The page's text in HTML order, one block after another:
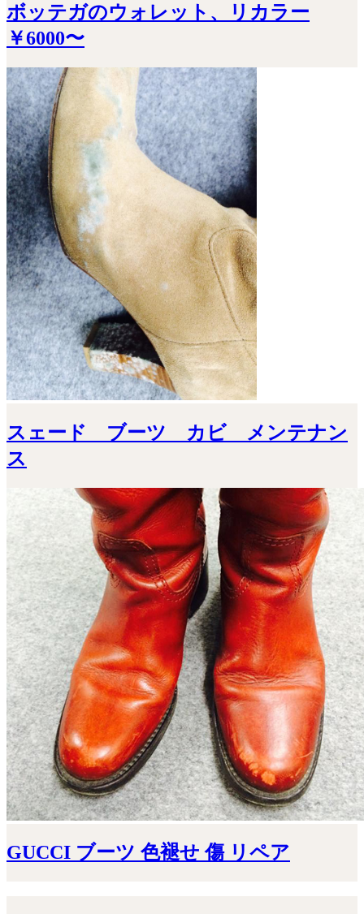
ボッテガのウォレット、リカラー
￥6000〜
スェード ブーツ カビ メンテナン
ス
GUCCI ブーツ 色褪せ 傷 リペア